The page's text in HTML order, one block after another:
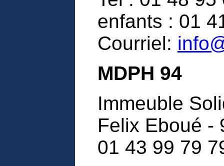
enfants : 01
Courriel:
MDPH 94
Immeuble
Felix Eboué -
01 43 99 79